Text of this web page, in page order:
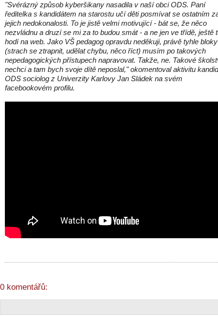
"Svérázný způsob kyberšikany nasadila v naší obci ODS. Paní
ředitelka s kandidátem na starostu učí děti posmívat se ostatním
jejich nedokonalosti. To je jistě velmi motivující - bát se, že něco
nezvládnu a druzí se mi za to budou smát - a ne jen ve třídě, ještě
hodí na web. Jako VŠ pedagog opravdu neděkuji, právě tyhle bloky
(strach se ztrapnit, udělat chybu, něco říct) musím po takových
nepedagogických přístupech napravovat. Takže, ne. Takové
nechci a tam bych svoje dítě neposlal," okomentoval aktivitu
ODS sociolog z Univerzity Karlovy Jan Sládek na svém
facebookovém profilu.
0 komentářů: